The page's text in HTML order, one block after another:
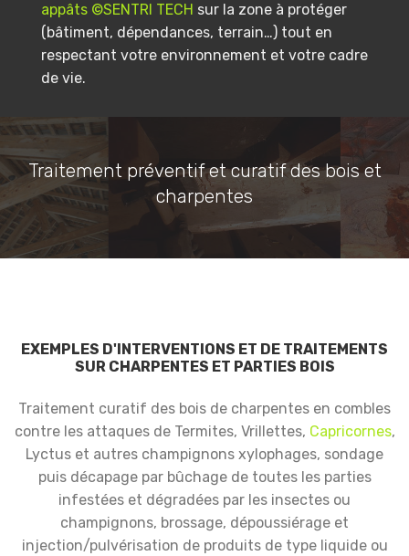
appâts ©SENTRI TECH sur la zone à protéger
(bâtiment, dépendances, terrain…) tout en
respectant votre environnement et votre cadre
de vie.
Traitement préventif et curatif des bois et
charpentes
EXEMPLES D'INTERVENTIONS ET DE TRAITEMENTS
SUR CHARPENTES ET PARTIES BOIS
Traitement curatif des bois de charpentes en combles
contre les attaques de Termites, Vrillettes, Capricornes,
Lyctus et autres champignons xylophages, sondage
puis décapage par bûchage de toutes les parties
infestées et dégradées par les insectes ou
champignons, brossage, dépoussiérage et
injection/pulvérisation de produits de type liquide ou